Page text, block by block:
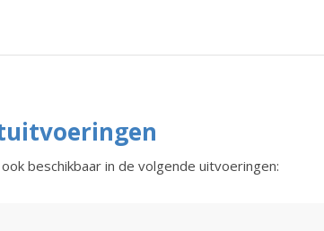
beschikbaar in de volgende uitvoeringen: